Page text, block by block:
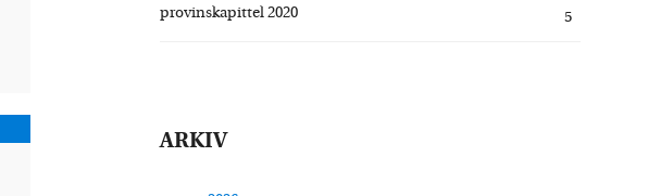
provinskapittel 2020 5
ARKIV